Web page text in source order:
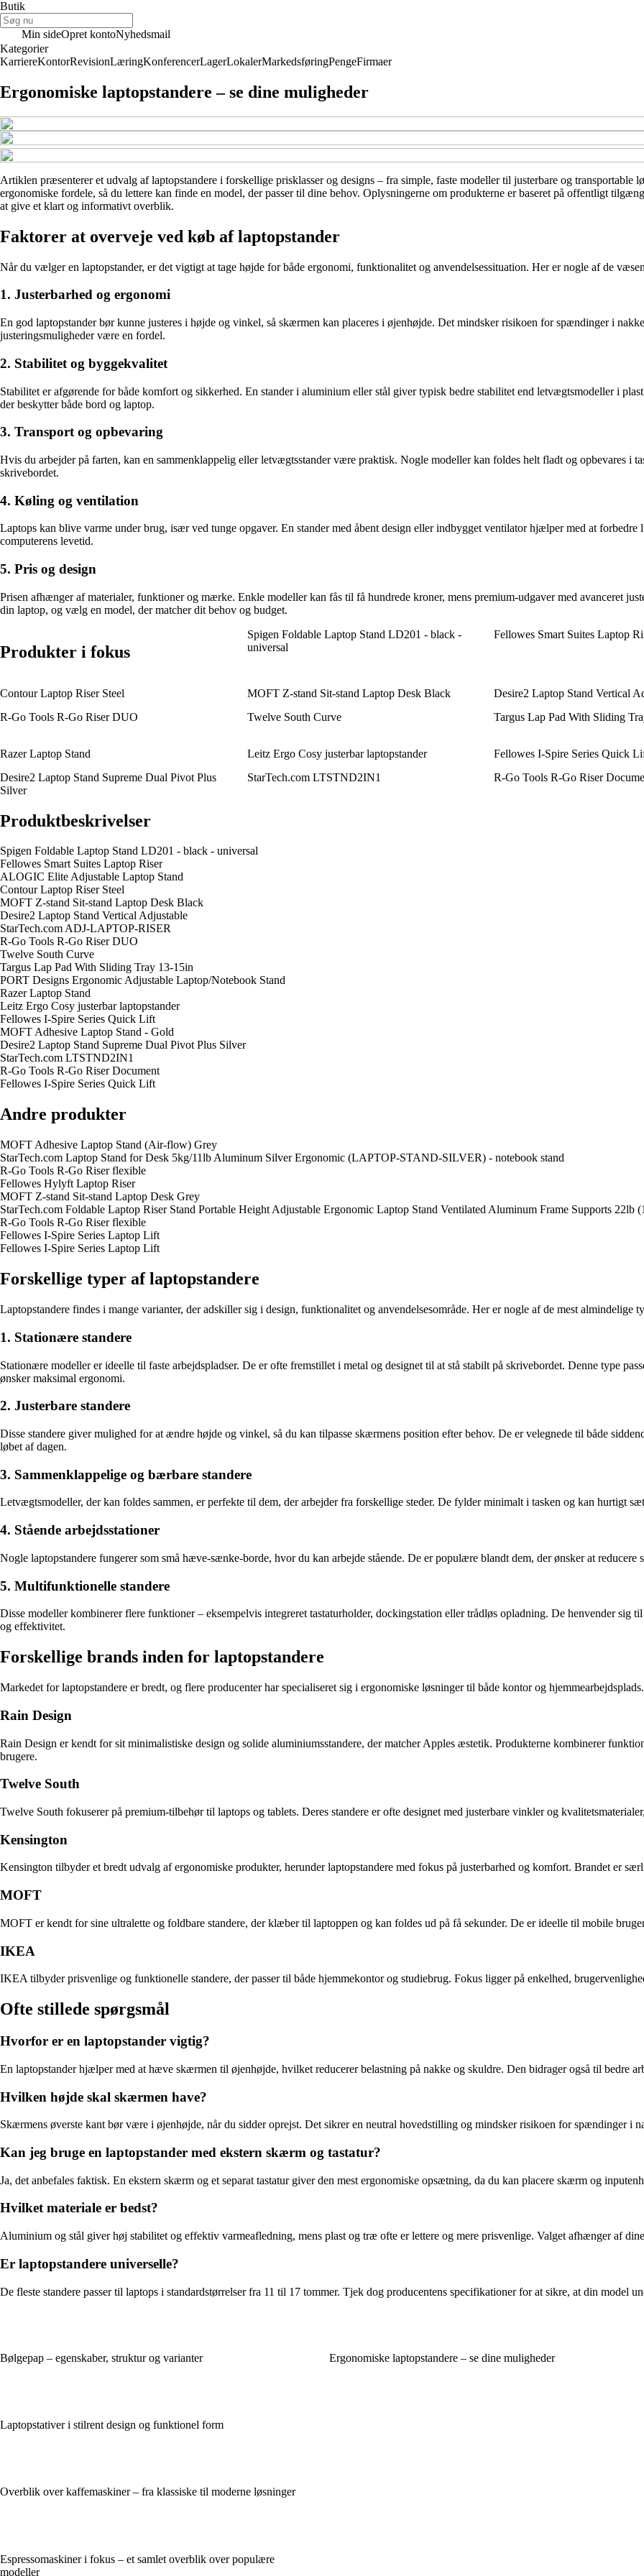
Butik
Min sideOpret kontoNyhedsmail
Kategorier
KarriereKontorRevisionLæringKonferencerLagerLokalerMarkedsføringPengeFirmaer
Ergonomiske laptopstandere – se dine muligheder
Artiklen præsenterer et udvalg af laptopstandere i forskellige prisklasser og designs – fra simple, faste modeller til justerbare og
ergonomiske fordele, så du lettere kan finde en model, der passer til dine behov. Oplysningerne om produkterne er baseret på offentligt
at give et klart og informativt overblik.
Faktorer at overveje ved køb af laptopstander
Når du vælger en laptopstander, er det vigtigt at tage højde for både ergonomi, funktionalitet og anvendelsessituation. Her er nogle af de
1. Justerbarhed og ergonomi
En god laptopstander bør kunne justeres i højde og vinkel, så skærmen kan placeres i øjenhøjde. Det mindsker risikoen for spændinger i
justeringsmuligheder være en fordel.
2. Stabilitet og byggekvalitet
Stabilitet er afgørende for både komfort og sikkerhed. En stander i aluminium eller stål giver typisk bedre stabilitet end letvægtsmodeller i
der beskytter både bord og laptop.
3. Transport og opbevaring
Hvis du arbejder på farten, kan en sammenklappelig eller letvægtsstander være praktisk. Nogle modeller kan foldes helt fladt og opbevares i
skrivebordet.
4. Køling og ventilation
Laptops kan blive varme under brug, især ved tunge opgaver. En stander med åbent design eller indbygget ventilator hjælper med at
computerens levetid.
5. Pris og design
Prisen afhænger af materialer, funktioner og mærke. Enkle modeller kan fås til få hundrede kroner, mens premium-udgaver med avanceret
din laptop, og vælg en model, der matcher dit behov og budget.
Produkter i fokus
Spigen Foldable Laptop Stand LD201 - black -
universal
Fellowes Smart Suites Laptop
Contour Laptop Riser Steel MOFT Z-stand Sit-stand Laptop Desk Black Desire2 Laptop Stand Vertical
R-Go Tools R-Go Riser DUO
Twelve South Curve Targus Lap Pad With Sliding
Razer Laptop Stand
Leitz Ergo Cosy justerbar laptopstander Fellowes I-Spire Series Quick
Desire2 Laptop Stand Supreme Dual Pivot Plus
Silver
StarTech.com LTSTND2IN1 R-Go Tools R-Go Riser
Produktbeskrivelser
Spigen Foldable Laptop Stand LD201 - black - universal
Fellowes Smart Suites Laptop Riser
ALOGIC Elite Adjustable Laptop Stand
Contour Laptop Riser Steel
MOFT Z-stand Sit-stand Laptop Desk Black
Desire2 Laptop Stand Vertical Adjustable
StarTech.com ADJ-LAPTOP-RISER
R-Go Tools R-Go Riser DUO
Twelve South Curve
Targus Lap Pad With Sliding Tray 13-15in
PORT Designs Ergonomic Adjustable Laptop/Notebook Stand
Razer Laptop Stand
Leitz Ergo Cosy justerbar laptopstander
Fellowes I-Spire Series Quick Lift
MOFT Adhesive Laptop Stand - Gold
Desire2 Laptop Stand Supreme Dual Pivot Plus Silver
StarTech.com LTSTND2IN1
R-Go Tools R-Go Riser Document
Fellowes I-Spire Series Quick Lift
Andre produkter
MOFT Adhesive Laptop Stand (Air-flow) Grey
StarTech.com Laptop Stand for Desk 5kg/11lb Aluminum Silver Ergonomic (LAPTOP-STAND-SILVER) - notebook stand
R-Go Tools R-Go Riser flexible
Fellowes Hylyft Laptop Riser
MOFT Z-stand Sit-stand Laptop Desk Grey
StarTech.com Foldable Laptop Riser Stand Portable Height Adjustable Ergonomic Laptop Stand Ventilated Aluminum Frame Supports 22lb
R-Go Tools R-Go Riser flexible
Fellowes I-Spire Series Laptop Lift
Fellowes I-Spire Series Laptop Lift
Forskellige typer af laptopstandere
Laptopstandere findes i mange varianter, der adskiller sig i design, funktionalitet og anvendelsesområde. Her er nogle af de mest almindelige
1. Stationære standere
Stationære modeller er ideelle til faste arbejdspladser. De er ofte fremstillet i metal og designet til at stå stabilt på skrivebordet. Denne type
ønsker maksimal ergonomi.
2. Justerbare standere
Disse standere giver mulighed for at ændre højde og vinkel, så du kan tilpasse skærmens position efter behov. De er velegnede til både
løbet af dagen.
3. Sammenklappelige og bærbare standere
Letvægtsmodeller, der kan foldes sammen, er perfekte til dem, der arbejder fra forskellige steder. De fylder minimalt i tasken og kan hurtigt
4. Stående arbejdsstationer
Nogle laptopstandere fungerer som små hæve-sænke-borde, hvor du kan arbejde stående. De er populære blandt dem, der ønsker at reducere
5. Multifunktionelle standere
Disse modeller kombinerer flere funktioner – eksempelvis integreret tastaturholder, dockingstation eller trådløs opladning. De henvender sig
og effektivitet.
Forskellige brands inden for laptopstandere
Markedet for laptopstandere er bredt, og flere producenter har specialiseret sig i ergonomiske løsninger til både kontor og hjemmearbejdsplads.
Rain Design
Rain Design er kendt for sit minimalistiske design og solide aluminiumsstandere, der matcher Apples æstetik. Produkterne kombinerer
brugere.
Twelve South
Twelve South fokuserer på premium-tilbehør til laptops og tablets. Deres standere er ofte designet med justerbare vinkler og
Kensington
Kensington tilbyder et bredt udvalg af ergonomiske produkter, herunder laptopstandere med fokus på justerbarhed og komfort. Brandet er
MOFT
MOFT er kendt for sine ultralette og foldbare standere, der klæber til laptoppen og kan foldes ud på få sekunder. De er ideelle til mobile
IKEA
IKEA tilbyder prisvenlige og funktionelle standere, der passer til både hjemmekontor og studiebrug. Fokus ligger på enkelhed,
Ofte stillede spørgsmål
Hvorfor er en laptopstander vigtig?
En laptopstander hjælper med at hæve skærmen til øjenhøjde, hvilket reducerer belastning på nakke og skuldre. Den bidrager også til bedre
Hvilken højde skal skærmen have?
Skærmens øverste kant bør være i øjenhøjde, når du sidder oprejst. Det sikrer en neutral hovedstilling og mindsker risikoen for spændinger i
Kan jeg bruge en laptopstander med ekstern skærm og tastatur?
Ja, det anbefales faktisk. En ekstern skærm og et separat tastatur giver den mest ergonomiske opsætning, da du kan placere skærm og
Hvilket materiale er bedst?
Aluminium og stål giver høj stabilitet og effektiv varmeafledning, mens plast og træ ofte er lettere og mere prisvenlige. Valget afhænger af
Er laptopstandere universelle?
De fleste standere passer til laptops i standardstørrelser fra 11 til 17 tommer. Tjek dog producentens specifikationer for at sikre, at din model
Bølgepap – egenskaber, struktur og varianter
Laptopstativer i stilrent design og funktionel form
Overblik over kaffemaskiner – fra klassiske til moderne løsninger
Espressomaskiner i fokus – et samlet overblik over populære
modeller
Ergonomiske laptopstandere – se dine muligheder